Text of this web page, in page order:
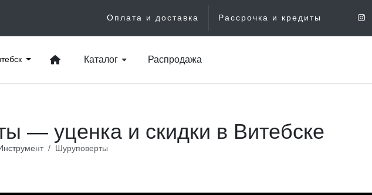
Оплата и доставка Рассрочка и кредиты
Каталог Распродажа
— уценка и скидки в Витебске
Шуруповерты